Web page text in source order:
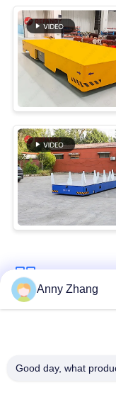
Anny Zhang
Good day, what